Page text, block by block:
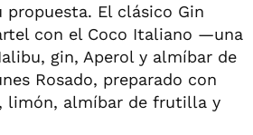
El clásico Gin
con el Coco Italiano —una
gin, Aperol y almíbar de
Rosado, preparado con
limón, almíbar de frutilla y